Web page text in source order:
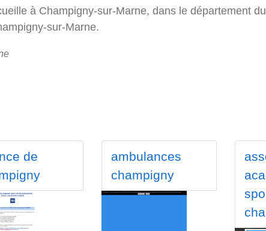
à Champigny-sur-Marne, dans le département
sur-Marne.
de
ambulances
champigny